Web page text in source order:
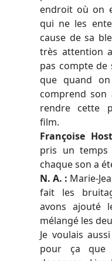
endroit où on
qui ne les
cause de sa
très attention
pas compte de
que quand
comprend son
rendre cette
film.
Françoise
pris un
chaque son a
N. A. : Marie-
fait les
avons ajouté
mélangé les
Je voulais
pour ça que